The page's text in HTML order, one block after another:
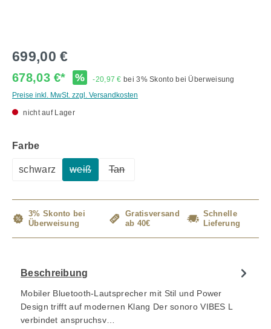
699,00 €
678,03 €* % -20,97 € bei 3% Skonto bei Überweisung
Preise inkl. MwSt. zzgl. Versandkosten
nicht auf Lager
Farbeauswählen
schwarz weiß Tan
3% Skonto bei
Überweisung
Gratisversand
ab 40€
Schnelle
Lieferung
Beschreibung
Mobiler Bluetooth-Lautsprecher mit Stil und Power
Design trifft auf modernen Klang Der sonoro VIBES L
verbindet anspruchsv…